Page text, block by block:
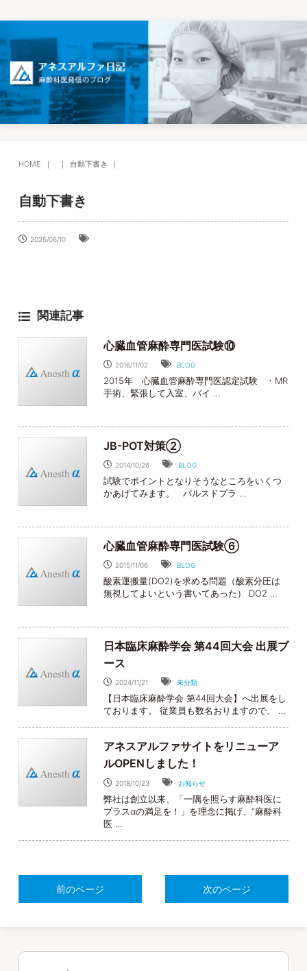
HOME 自動下書き
自動下書き
2025/06/10
関連記事
心臓血管麻酔専門医試験⑩
2016/11/02 BLOG
2015年 心臓血管麻酔専門医認定試験 ・MR
手術、緊張して入室、バイ …
JB-POT対策②
2014/10/26 BLOG
試験でポイントとなりそうなところをいくつ
かあげてみます。 パルスドプラ …
心臓血管麻酔専門医試験⑥
2015/11/06 BLOG
酸素運搬量(DO2)を求める問題（酸素分圧は
無視してよいという書いてあった） DO2 …
日本臨床麻酔学会 第44回大会 出展ブ
ース
2024/11/21 未分類
【日本臨床麻酔学会 第44回大会】へ出展をし
ております。 従業員も数名おりますので、 …
アネスアルファサイトをリニューア
ルOPENしました！
2018/10/23 お知らせ
弊社は創立以来、「一隅を照らす麻酔科医に
プラスαの満足を！」を理念に掲げ、“麻酔科
医 …
前のページ 次のページ